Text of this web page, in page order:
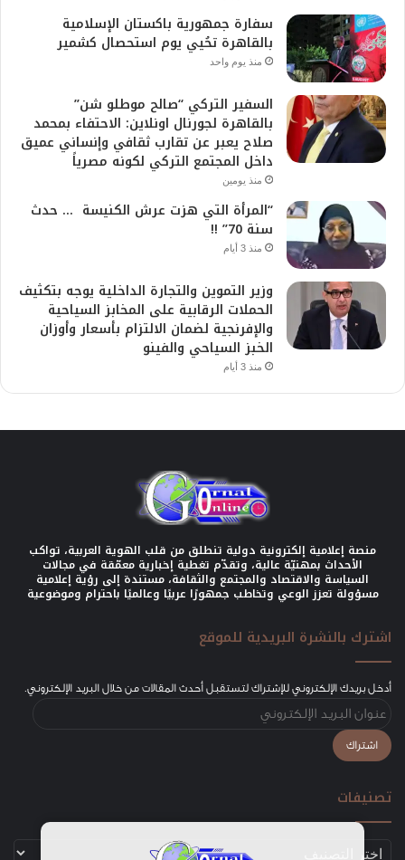
سفارة جمهورية باكستان الإسلامية
بالقاهرة تحُيي يوم استحصال كشمير
منذ يوم واحد
السفير التركي “صالح موطلو شن”
بالقاهرة لجورنال اونلاين: الاحتفاء بمحمد
صلاح يعبر عن تقارب ثقافي وإنساني عميق
داخل المجتمع التركي لكونه مصرياً
منذ يومين
“المرأة التي هزت عرش الكنيسة … حدث
سنة 70” !!
منذ 3 أيام
وزير التموين والتجارة الداخلية يوجه بتكثيف
الحملات الرقابية على المخابز السياحية
والإفرنجية لضمان الالتزام بأسعار وأوزان
الخبز السياحي والفينو
منذ 3 أيام
منصة إعلامية إلكترونية دولية تنطلق من قلب الهوية العربية، تواكب
الأحداث بمهنيّة عالية، وتقدّم تغطية إخبارية معمّقة في مجالات
السياسة والاقتصاد والمجتمع والثقافة، مستندة إلى رؤية إعلامية
مسؤولة تعزز الوعي وتخاطب جمهورًا عربيًا وعالميًا باحترام وموضوعية
اشترك بالنشرة البريدية للموقع
أدخل بريدك الإلكتروني للإشتراك لتستقبل أحدث المقالات من خلال البريد الإلكتروني.
الإلكتروني
اشتراك
تصنيفات
تصنيفات